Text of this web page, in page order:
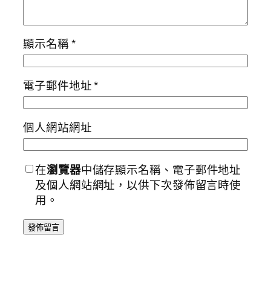
顯示名稱*
電子郵件地址*
個人網站網址
在瀏覽器中儲存顯示名稱、電子郵件地址
及個人網站網址，以供下次發佈留言時使
用。